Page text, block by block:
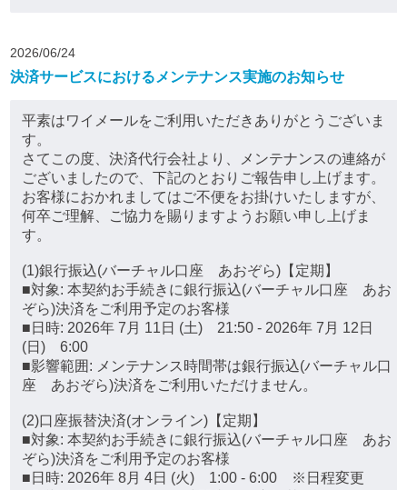
2026/06/24
決済サービスにおけるメンテナンス実施のお知らせ
平素はワイメールをご利用いただきありがとうございま
す。
さてこの度、決済代行会社より、メンテナンスの連絡が
ございましたので、下記のとおりご報告申し上げます。
お客様におかれましてはご不便をお掛けいたしますが、
何卒ご理解、ご協力を賜りますようお願い申し上げま
す。
(1)銀行振込(バーチャル口座 あおぞら)【定期】
■対象: 本契約お手続きに銀行振込(バーチャル口座 あお
ぞら)決済をご利用予定のお客様
■日時: 2026年 7月 11日 (土) 21:50 - 2026年 7月 12日
(日) 6:00
■影響範囲: メンテナンス時間帯は銀行振込(バーチャル口
座 あおぞら)決済をご利用いただけません。
(2)口座振替決済(オンライン)【定期】
■対象: 本契約お手続きに銀行振込(バーチャル口座 あお
ぞら)決済をご利用予定のお客様
■日時: 2026年 8月 4日 (火) 1:00 - 6:00 ※日程変更